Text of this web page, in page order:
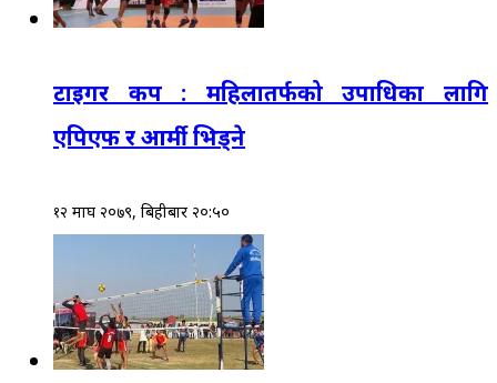
टाइगर कप : महिलातर्फको उपाधिका लागि
एपिएफ र आर्मी भिड्ने
१२ माघ २०७९, बिहीबार २०:५०